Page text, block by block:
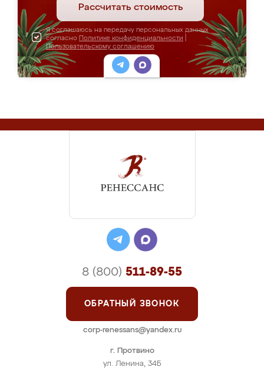
Рассчитать стоимость
Я соглашаюсь на передачу персональных данных
согласно Политике конфиденциальности
Пользовательскому соглашению
г. Протвино
ул. Ленина, 34Б
8 (800) 511-89-55
ОБРАТНЫЙ ЗВОНОК
corp-renessans@yandex.ru